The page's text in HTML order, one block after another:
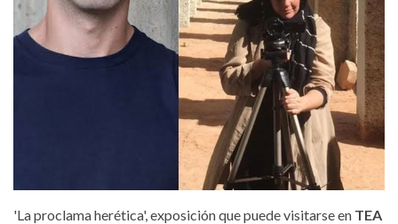
'La proclama herética', exposición que puede visitarse en TEA